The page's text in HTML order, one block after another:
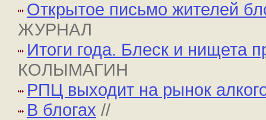
Открытое письмо жителей
ЖУРНАЛ
Итоги года. Блеск и нищета
КОЛЫМАГИН
РПЦ выходит на рынок
В блогах //